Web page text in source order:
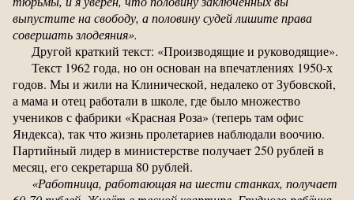
выпустите на свободу, а половину судей лишите права
совершать злодеяния».
Другой краткий текст: «Производящие и руководящие».
Текст 1962 года, но он основан на впечатлениях 1950-х
годов. Мы и жили на Клинической, недалеко от Зубовской,
а мама и отец работали в школе, где было множество
учеников с фабрики «Красная Роза» (теперь там офис
Яндекса), так что жизнь пролетариев наблюдали воочию.
Партийный лидер в министерстве получает 250 рублей в
месяц, его секретарша 80 рублей.
«Работница, работающая на шести станках, получает